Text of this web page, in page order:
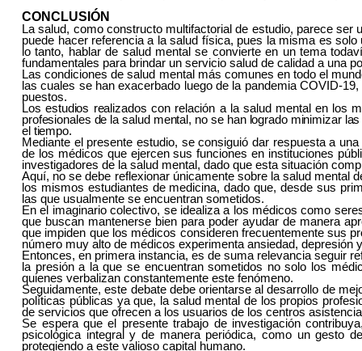
CONCLUSIÓN
La salud, como constructo multifactorial de estudio, parece ser
puede hacer referencia a la salud física, pues la misma es
lo tanto, hablar de salud mental se convierte en un tema
fundamentales para brindar un servicio salud de calidad a una
Las condiciones de salud mental más comunes en todo el
las cuales se han exacerbado luego de la pandemia COVID-
puestos.
Los estudios realizados con relación a la salud mental en los
profesionales de la salud mental, no se han logrado minimizar
el tiempo.
Mediante el presente estudio, se consiguió dar respuesta a
de los médicos que ejercen sus funciones en instituciones
investigadores de la salud mental, dado que esta situación
Aquí, no se debe reflexionar únicamente sobre la salud mental
los mismos estudiantes de medicina, dado que, desde sus
las que usualmente se encuentran sometidos.
En el imaginario colectivo, se idealiza a los médicos como
que buscan mantenerse bien para poder ayudar de manera
que impiden que los médicos consideren frecuentemente sus
número muy alto de médicos experimenta ansiedad, depresión
Entonces, en primera instancia, es de suma relevancia seguir
la presión a la que se encuentran sometidos no solo los
quienes verbalizan constantemente este fenómeno.
Seguidamente, este debate debe orientarse al desarrollo de
políticas públicas ya que, la salud mental de los propios
de servicios que ofrecen a los usuarios de los centros
Se espera que el presente trabajo de investigación
psicológica integral y de manera periódica, como un gesto
protegiendo a este valioso capital humano.